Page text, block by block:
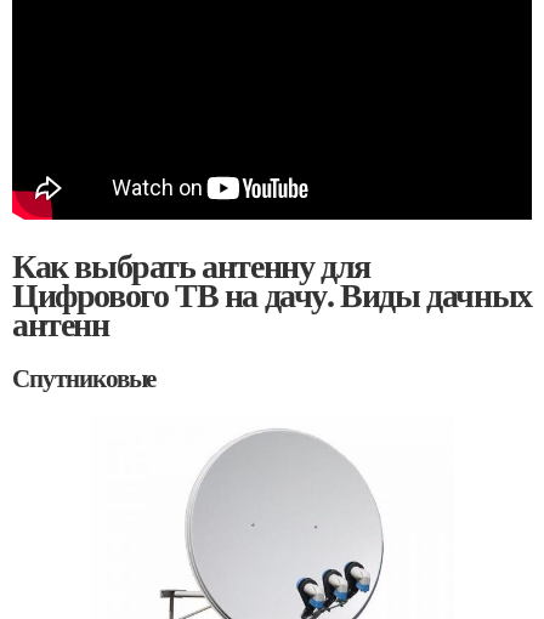
Как выбрать антенну для
Цифрового ТВ на дачу. Виды дачных
антенн
Спутниковые